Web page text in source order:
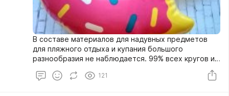
В составе материалов для надувных предметов
для пляжного отдыха и купания большого
разнообразия не наблюдается. 99% всех кругов и
матрасов для пляжа делают из поливинилхлорида
(он же ПВХ).
121